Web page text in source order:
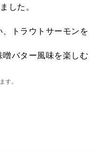
した。
トラウトサーモンを
バター風味を楽しむ
す。